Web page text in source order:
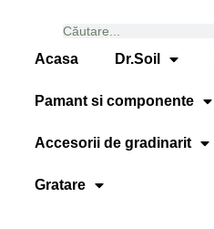
Acasa Dr.Soil
Pamant si componente
Accesorii de gradinarit
Gratare